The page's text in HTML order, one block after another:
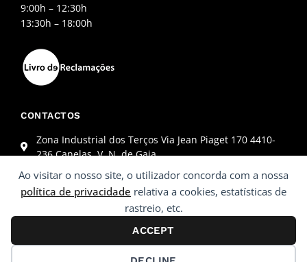
Ao visitar o nosso site, o utilizador concorda com a nossa
política de privacidade relativa a cookies, estatísticas de
rastreio, etc.
ACCEPT
9:00h – 12:30h
13:30h – 18:00h
CONTACTOS
Zona Industrial dos Terços Via Jean Piaget 170 4410-
236 Canelas, V. N. de Gaia
+351 227 845 864 (Chamada para a rede fixa nacional)
geral@monstter.pt
© 2022 Monstter